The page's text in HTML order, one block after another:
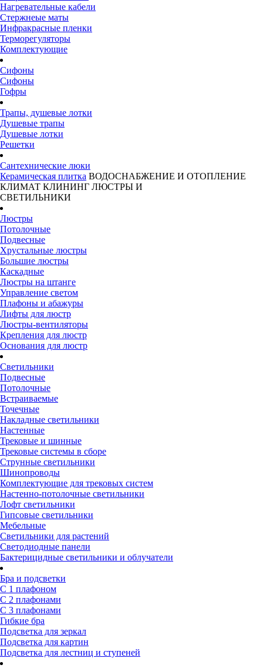
Нагревательные кабели
Стержнеые маты
Инфракрасные пленки
Терморегуляторы
Комплектующие
Сифоны
Сифоны
Гофры
Трапы, душевые лотки
Душевые трапы
Душевые лотки
Решетки
Сантехнические люки
Керамическая плитка ВОДОСНАБЖЕНИЕ И ОТОПЛЕНИЕ
КЛИМАТ КЛИНИНГ ЛЮСТРЫ И
СВЕТИЛЬНИКИ
Люстры
Потолочные
Подвесные
Хрустальные люстры
Большие люстры
Каскадные
Люстры на штанге
Управление светом
Плафоны и абажуры
Лифты для люстр
Люстры-вентиляторы
Крепления для люстр
Основания для люстр
Светильники
Подвесные
Потолочные
Встраиваемые
Точечные
Накладные светильники
Настенные
Трековые и шинные
Трековые системы в сборе
Струнные светильники
Шинопроводы
Комплектующие для трековых систем
Настенно-потолочные светильники
Лофт светильники
Гипсовые светильники
Мебельные
Светильники для растений
Светодиодные панели
Бактерицидные светильники и облучатели
Бра и подсветки
С 1 плафоном
С 2 плафонами
С 3 плафонами
Гибкие бра
Подсветка для зеркал
Подсветка для картин
Подсветка для лестниц и ступеней